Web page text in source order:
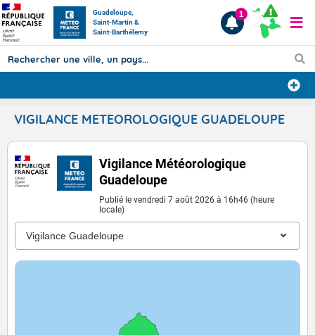
Guadeloupe,
Saint-Martin &
Saint-Barthélemy
Prévisions
TOUS LES RÉSULTATS
Articles
1
VIGILANCE METEOROLOGIQUE GUADELOUPE
Vigilance Météorologique
Guadeloupe
Publié le vendredi 7 août 2026 à 16h46 (heure
locale)